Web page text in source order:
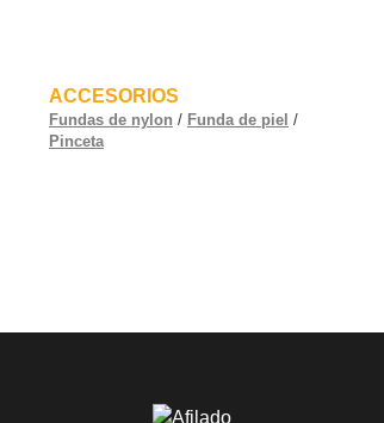
ACCESORIOS
Fundas de nylon / Funda de piel /
Pinceta